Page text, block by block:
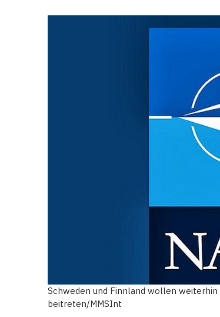
Schweden und Finnland wollen
beitreten/MMSInt